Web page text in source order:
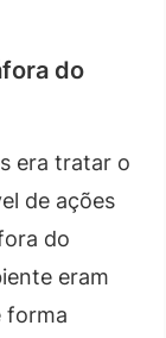
do
era tratar o
de ações
do
eram
forma